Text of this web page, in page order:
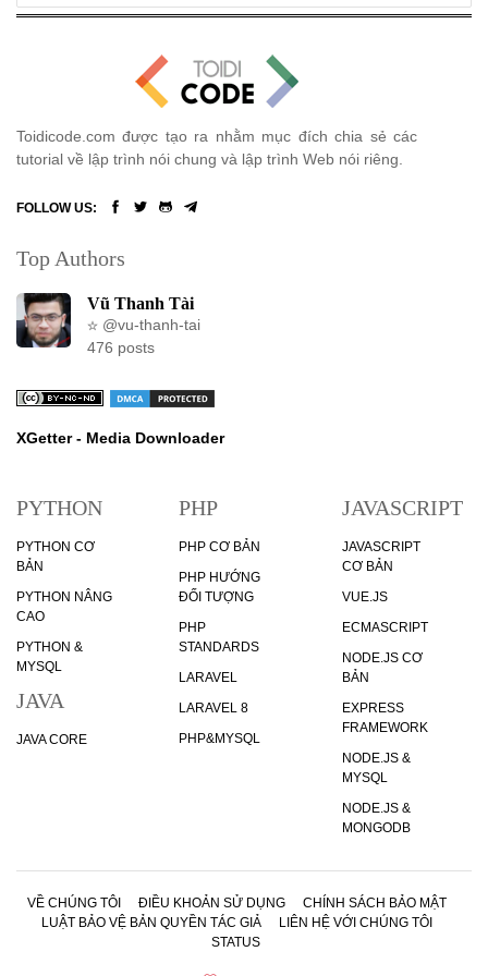
Toidicode.com được tạo ra nhằm mục đích chia sẻ các
tutorial về lập trình nói chung và lập trình Web nói riêng.
FOLLOW US:
Top Authors
Vũ Thanh Tài
@vu-thanh-tai
476 posts
XGetter - Media Downloader
PYTHON
PYTHON CƠ
BẢN
PYTHON NÂNG
CAO
PYTHON &
MYSQL
JAVA
JAVA CORE
PHP
PHP CƠ BẢN
PHP HƯỚNG
ĐỐI TƯỢNG
PHP
STANDARDS
LARAVEL
LARAVEL 8
PHP&MYSQL
JAVASCRIPT
JAVASCRIPT
CƠ BẢN
VUE.JS
ECMASCRIPT
NODE.JS CƠ
BẢN
EXPRESS
FRAMEWORK
NODE.JS &
MYSQL
NODE.JS &
MONGODB
VỀ CHÚNG TÔI ĐIỀU KHOẢN SỬ DỤNG
CHÍNH SÁCH BẢO MẬT
LUẬT BẢO VỆ BẢN QUYỀN TÁC GIẢ
LIÊN HỆ VỚI CHÚNG TÔI
STATUS